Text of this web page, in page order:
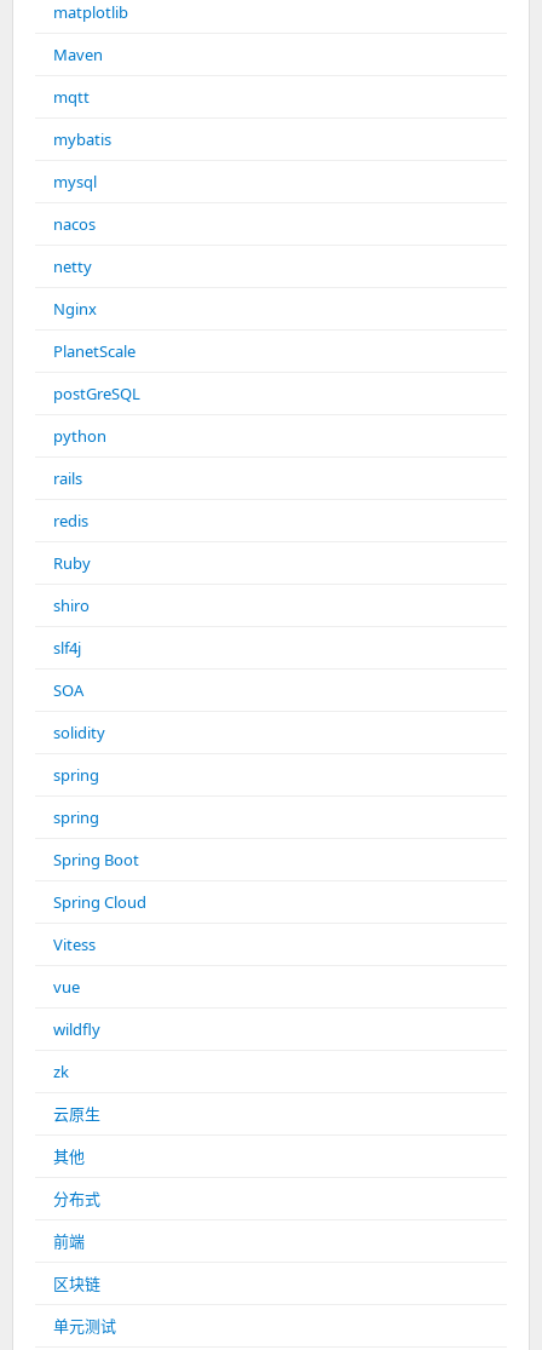
matplotlib
Maven
mqtt
mybatis
mysql
nacos
netty
Nginx
PlanetScale
postGreSQL
python
rails
redis
Ruby
shiro
slf4j
SOA
solidity
spring
spring
Spring Boot
Spring Cloud
Vitess
vue
wildfly
zk
云原生
其他
分布式
前端
区块链
单元测试